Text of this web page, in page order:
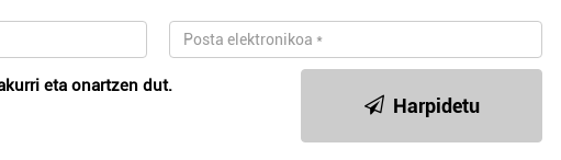
eta onartzen dut.
Harpidetu